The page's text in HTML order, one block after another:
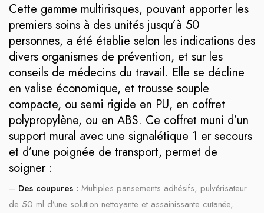
Cette gamme multirisques, pouvant apporter les
premiers soins à des unités jusqu’à 50
personnes, a été établie selon les indications des
divers organismes de prévention, et sur les
conseils de médecins du travail. Elle se décline
en valise économique, et trousse souple
compacte, ou semi rigide en PU, en coffret
polypropylène, ou en ABS. Ce coffret muni d’un
support mural avec une signalétique 1 er secours
et d’une poignée de transport, permet de
soigner :
– Des coupures : Multiples pansements adhésifs, pulvérisateur
de 50 ml d’une solution nettoyante et assainissante cutanée,